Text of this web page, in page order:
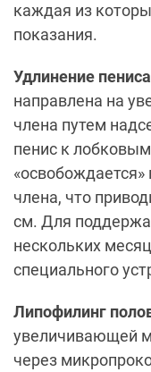
каждая из
показания.
Удлинение
направлена на
члена путем
пенис к
«освобождается»
члена, что
см. Для
нескольких
специального
Липофилинг
увеличивающей
через